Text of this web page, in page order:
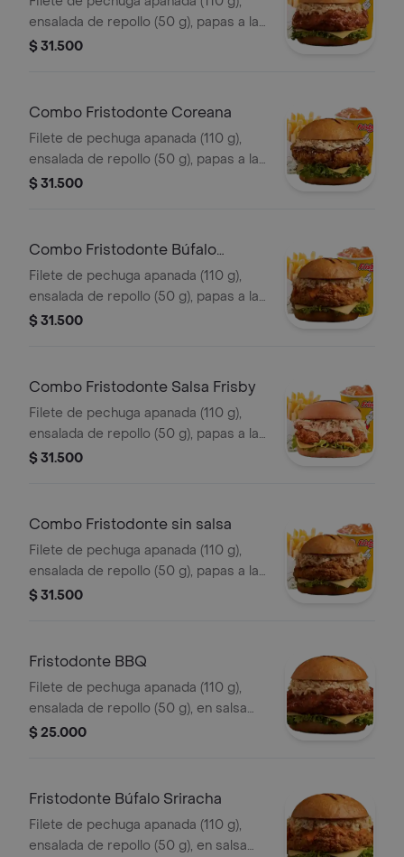
ensalada de repollo (50 g), papas a la
francesa mediana (60 g) y gaseosa
$ 31.500
Combo Fristodonte Coreana
Filete de pechuga apanada (110 g),
ensalada de repollo (50 g), papas a la
francesa mediana (60 g) y gaseosa
$ 31.500
Combo Fristodonte Búfalo
Sriracha
Filete de pechuga apanada (110 g),
ensalada de repollo (50 g), papas a la
francesa mediana (60 g) y gaseosa
$ 31.500
Combo Fristodonte Salsa Frisby
Filete de pechuga apanada (110 g),
ensalada de repollo (50 g), papas a la
francesa mediana (60 g) y gaseosa
$ 31.500
Combo Fristodonte sin salsa
Filete de pechuga apanada (110 g),
ensalada de repollo (50 g), papas a la
francesa mediana (60 g) y gaseosa
$ 31.500
Fristodonte BBQ
Filete de pechuga apanada (110 g),
ensalada de repollo (50 g), en salsa
BBQ.
$ 25.000
Fristodonte Búfalo Sriracha
Filete de pechuga apanada (110 g),
ensalada de repollo (50 g), en salsa